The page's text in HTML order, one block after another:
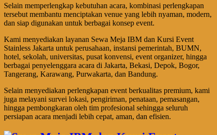
Selain memperlengkap kebutuhan acara, kombinasi perlengkapan
tersebut membantu menciptakan venue yang lebih nyaman, modern,
dan siap digunakan untuk berbagai konsep event.
Kami menyediakan layanan Sewa Meja IBM dan Kursi Event
Stainless Jakarta untuk perusahaan, instansi pemerintah, BUMN,
hotel, sekolah, universitas, pusat konvensi, event organizer, hingga
berbagai penyelenggara acara di Jakarta, Bekasi, Depok, Bogor,
Tangerang, Karawang, Purwakarta, dan Bandung.
Selain menyediakan perlengkapan event berkualitas premium, kami
juga melayani survei lokasi, pengiriman, penataan, pemasangan,
hingga pembongkaran oleh tim profesional sehingga seluruh
persiapan acara menjadi lebih cepat, aman, dan efisien.